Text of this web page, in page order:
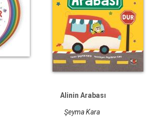
Alinin Arabası
Şeyma Kara